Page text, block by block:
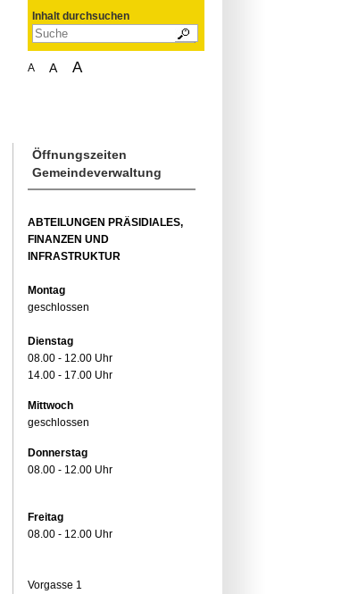
Inhalt durchsuchen
A A A
Öffnungszeiten
Gemeindeverwaltung
ABTEILUNGEN PRÄSIDIALES,
FINANZEN UND
INFRASTRUKTUR
Montag
geschlossen
Dienstag
08.00 - 12.00 Uhr
14.00 - 17.00 Uhr
Mittwoch
geschlossen
Donnerstag
08.00 - 12.00 Uhr
Freitag
08.00 - 12.00 Uhr
Vorgasse 1